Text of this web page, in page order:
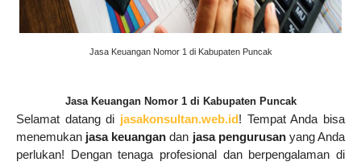
Jasa Keuangan Nomor 1 di Kabupaten Puncak
Jasa Keuangan Nomor 1 di Kabupaten Puncak
Selamat datang di jasakonsultan.web.id ! Tempat Anda bisa
menemukan jasa keuangandan jasa pengurusanyang Anda
perlukan! Dengan tenaga profesional dan berpengalaman di